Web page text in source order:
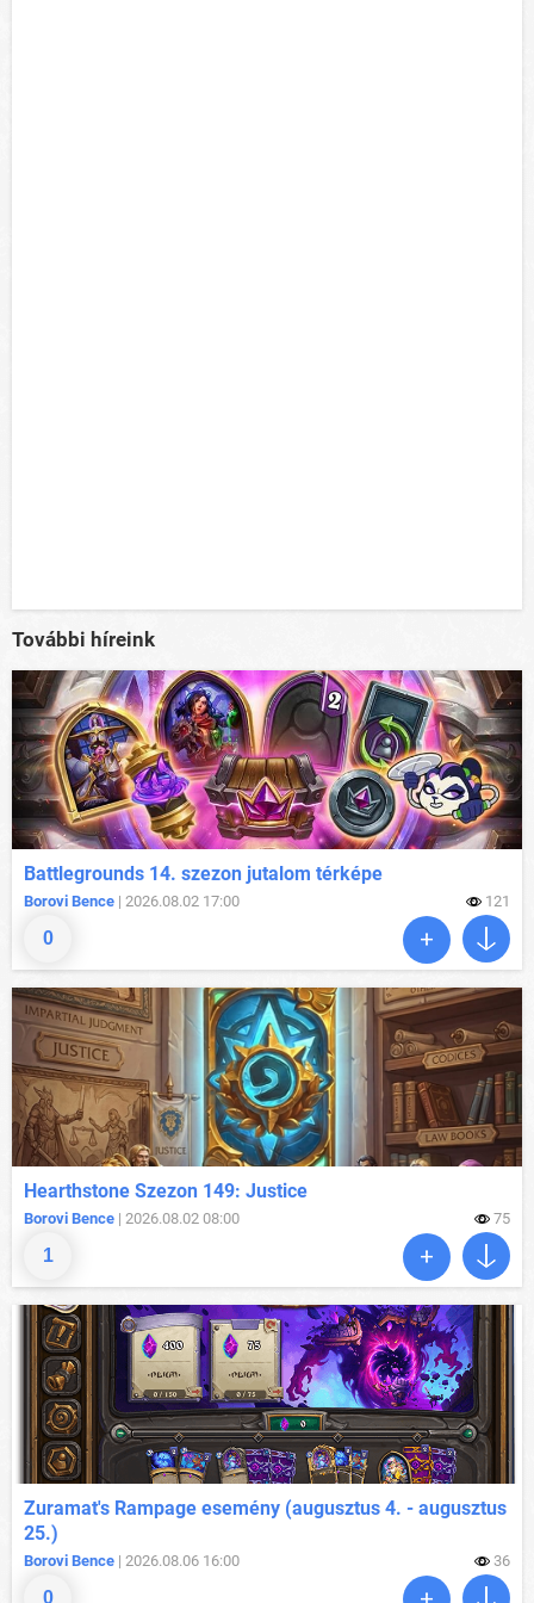
További híreink
0
Battlegrounds 14. szezon jutalom térképe
Borovi Bence | 2026.08.02 17:00 121
1
Hearthstone Szezon 149: Justice
Borovi Bence | 2026.08.02 08:00 75
0
Zuramat's Rampage esemény (augusztus 4. - augusztus
25.)
Borovi Bence | 2026.08.06 16:00 36